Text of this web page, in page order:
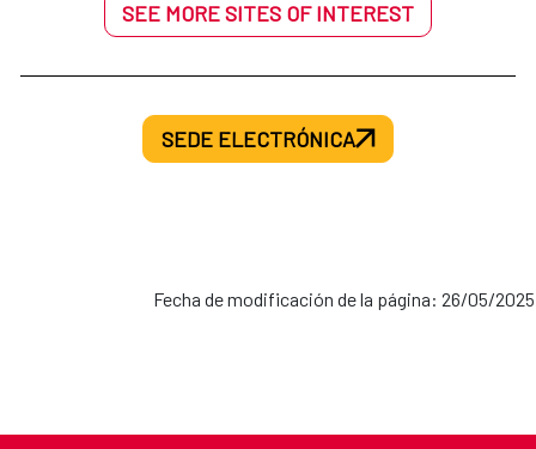
y la sostenibilidad ambiental. La Sala Ágora
nace así como un nuevo foro público de la
cultural y la construcción colectiva del
9:00 a 19:00 h (Último pase 18:30 h). Cerrado
SEE MORE SITES OF INTEREST
SEDE ELECTRÓNICA
Fecha de modificación de la página: 26/05/2025